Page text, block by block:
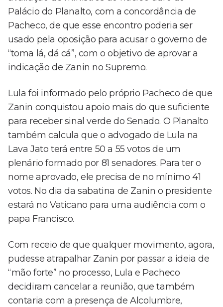
Palácio do Planalto, com a concordância de
Pacheco, de que esse encontro poderia ser
usado pela oposição para acusar o governo de
“toma lá, dá cá”, com o objetivo de aprovar a
indicação de Zanin no Supremo.
Lula foi informado pelo próprio Pacheco de que
Zanin conquistou apoio mais do que suficiente
para receber sinal verde do Senado. O Planalto
também calcula que o advogado de Lula na
Lava Jato terá entre 50 a 55 votos de um
plenário formado por 81 senadores. Para ter o
nome aprovado, ele precisa de no mínimo 41
votos. No dia da sabatina de Zanin o presidente
estará no Vaticano para uma audiência com o
papa Francisco.
Com receio de que qualquer movimento, agora,
pudesse atrapalhar Zanin por passar a ideia de
“mão forte” no processo, Lula e Pacheco
decidiram cancelar a reunião, que também
contaria com a presença de Alcolumbre,